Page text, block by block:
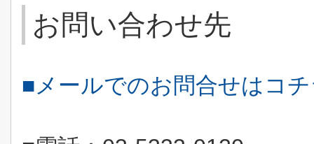
お問い合わせ先
■メールでのお問合せはコ